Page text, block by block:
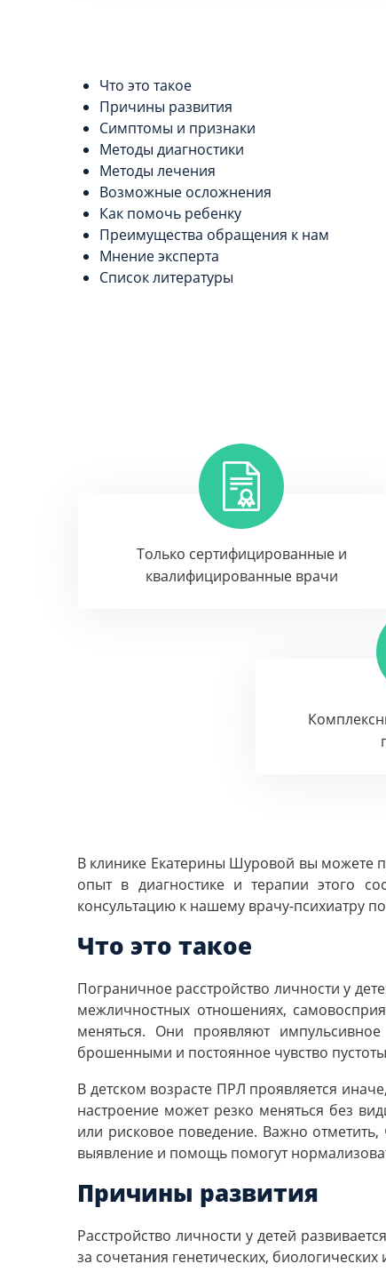
Что это такое
Причины развития
Симптомы и признаки
Методы диагностики
Методы лечения
Возможные осложнения
Как помочь ребенку
Преимущества обращения к нам
Мнение эксперта
Список литературы
Только сертифицированные и
квалифицированные врачи
В клинике Екатерины Шуровой вы можете
опыт в диагностике и терапии этого
консультацию к нашему врачу-психиатру
Что это такое
Пограничное расстройство личности у
межличностных отношениях,
меняться. Они проявляют
брошенными и постоянное чувство
В детском возрасте ПРЛ проявляется
настроение может резко меняться без
или рисковое поведение. Важно
выявление и помощь помогут
Причины развития
Расстройство личности у детей
за сочетания генетических,